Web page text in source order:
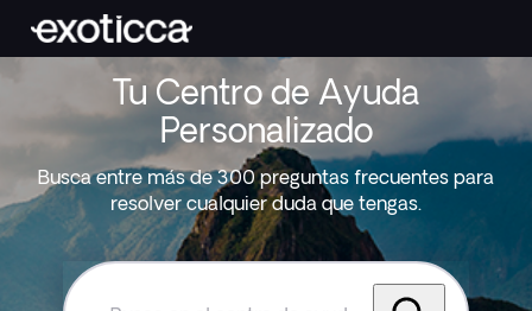
Tu Centro de Ayuda
Personalizado
Busca entre más de 300 preguntas frecuentes para
resolver cualquier duda que tengas.